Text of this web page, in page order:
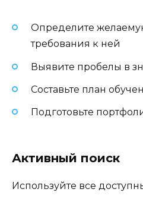
Определите
требования к ней
Выявите пробелы в
Составьте план
Подготовьте
Активный поиск
Используйте все